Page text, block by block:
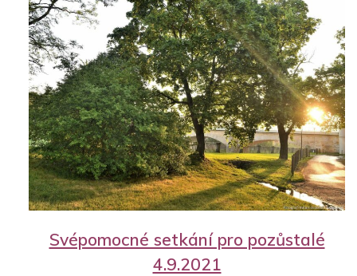
Svépomocné setkání pro pozůstalé
4.9.2021